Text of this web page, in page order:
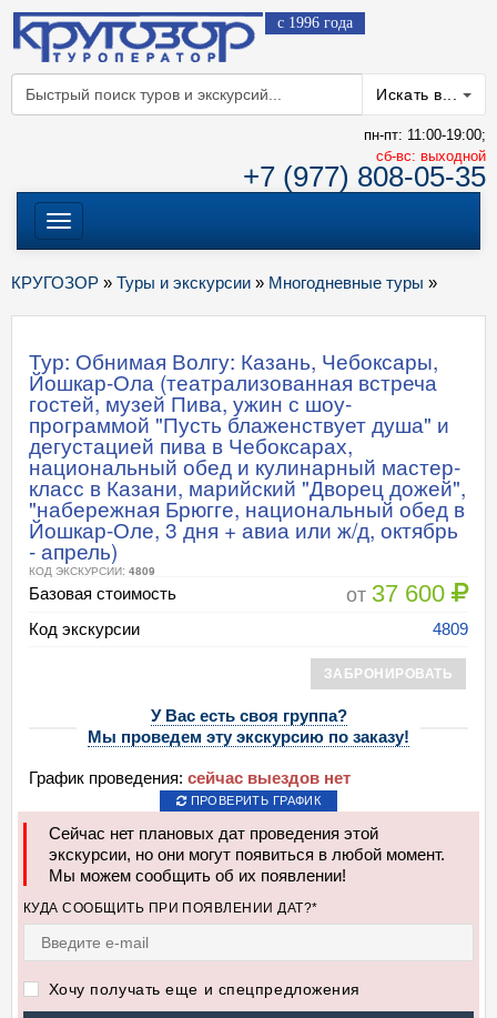
с 1996 года
Искать в...
пн-пт: 11:00-19:00;
cб-вс: выходной
+7 (977) 808-05-35
Меню
КРУГОЗОР » Туры и экскурсии » Многодневные туры »
Тур: Обнимая Волгу: Казань, Чебоксары,
Йошкар-Ола (театрализованная встреча
гостей, музей Пива, ужин с шоу-
программой "Пусть блаженствует душа" и
дегустацией пива в Чебоксарах,
национальный обед и кулинарный мастер-
класс в Казани, марийский "Дворец дожей",
"набережная Брюгге, национальный обед в
Йошкар-Оле, 3 дня + авиа или ж/д, октябрь
- апрель)
КОД ЭКСКУРСИИ: 4809
Базовая стоимость от 37 600
Код экскурсии 4809
ЗАБРОНИРОВАТЬ
У Вас есть своя группа?
Мы проведем эту экскурсию по заказу!
График проведения: сейчас выездов нет
ПРОВЕРИТЬ ГРАФИК
Сейчас нет плановых дат проведения этой
экскурсии, но они могут появиться в любой момент.
Мы можем сообщить об их появлении!
КУДА СООБЩИТЬ ПРИ ПОЯВЛЕНИИ ДАТ?*
Хочу получать еще и спецпредложения